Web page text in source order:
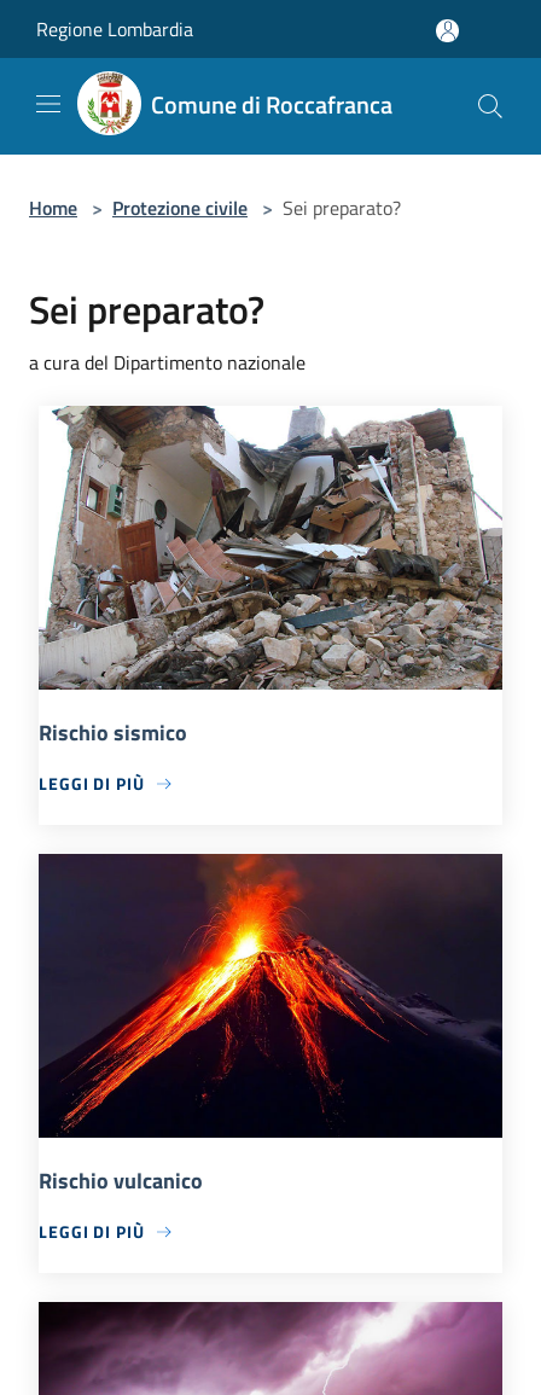
Regione Lombardia
Comune di Roccafranca
Home > Protezione civile > Sei preparato?
Sei preparato?
a cura del Dipartimento nazionale
Rischio sismico
LEGGI DI PIÙ
Rischio vulcanico
LEGGI DI PIÙ